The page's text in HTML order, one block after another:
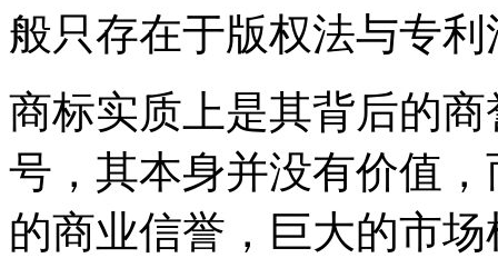
般只存在于版权法与专
商标实质上是其背后的
号，其本身并没有价值
的商业信誉，巨大的市